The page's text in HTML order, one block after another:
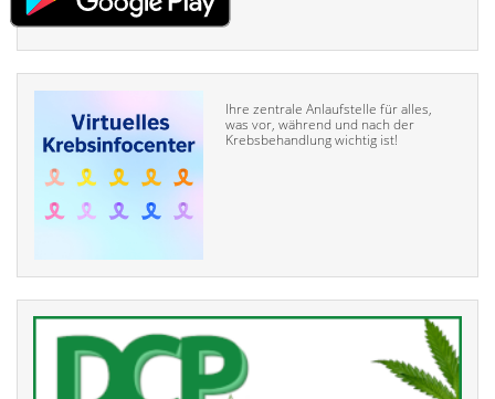
Ihre zentrale Anlaufstelle für alles,
was vor, während und nach der
Krebsbehandlung wichtig ist!